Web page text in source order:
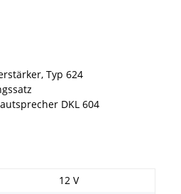
Typ 624
DKL 604
12 V